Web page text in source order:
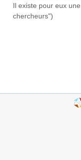
Il existe pour eux
chercheurs")